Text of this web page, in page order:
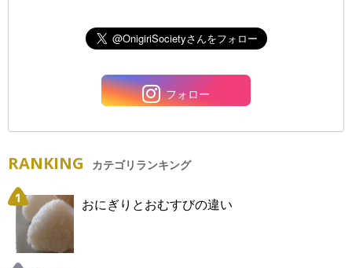
フォロー
RANKING カテゴリランキング
おにぎりとおむすびの違い